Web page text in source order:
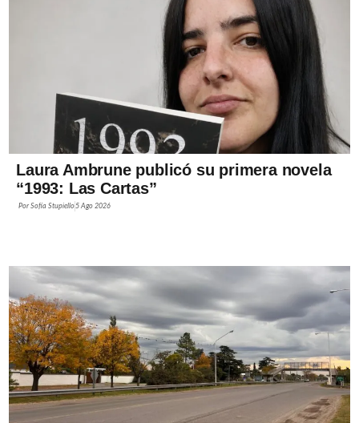
Laura Ambrune publicó su primera novela
“1993: Las Cartas”
PorSofía Stupiello5 Ago 2026